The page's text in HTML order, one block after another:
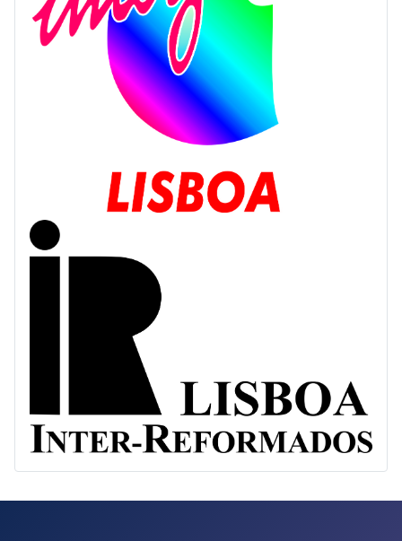
Interjovem